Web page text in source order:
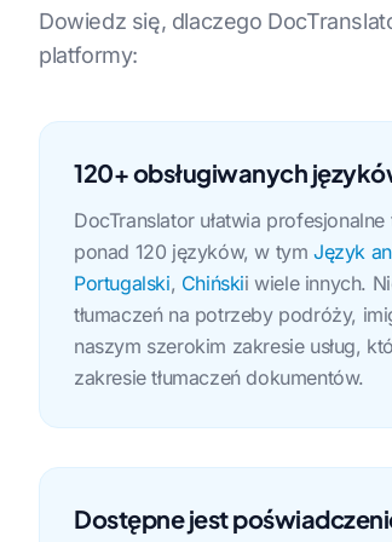
Dowiedz się, dlaczego
platformy:
120+ obsługiwanych
DocTranslator ułatwia
ponad 120 języków, w tym Język
Portugalski, Chińskii wiele innych.
tłumaczeń na potrzeby podróży,
naszym szerokim zakresie usług,
zakresie tłumaczeń dokumentów.
Dostępne jest